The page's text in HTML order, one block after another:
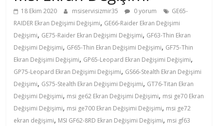
450
0202
–
0
18 Ekim 2020 msiservisizmir35 0 yorum
GE65-
RAIDER Ekran Değişimi Değişimi, GE66-Raider Ekran Değişimi
Değişimi, GE75-Raider Ekran Değişimi Değişimi, GF63-Thin Ekran
Değişimi Değişimi, GF65-Thin Ekran Değişimi Değişimi, GF75-Thin
Ekran Değişimi Değişimi, GP65-Leopard Ekran Değişimi Değişimi,
GP75-Leopard Ekran Değişimi Değişimi, GS66-Stealth Ekran Değişimi
Değişimi, GS75-Stealth Ekran Değişimi Değişimi, GT76-Titan Ekran
Değişimi Değişimi, msi ge62 Ekran Değişimi Değişimi, msi ge70 Ekran
Değişimi Değişimi, msi ge700 Ekran Değişimi Değişimi, msi ge72
ekran değişimi, MSI GF62-8RD Ekran Değişimi Değişimi, msi gf63